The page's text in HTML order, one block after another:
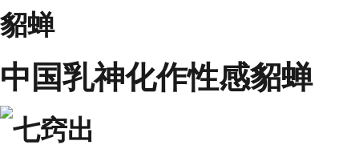
中国乳神化作性感貂蝉